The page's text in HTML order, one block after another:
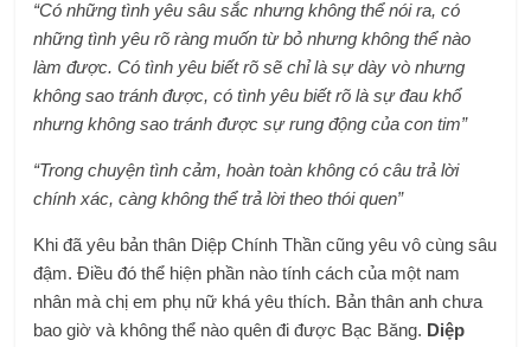
“Có những tình yêu sâu sắc nhưng không thể nói ra, có
những tình yêu rõ ràng muốn từ bỏ nhưng không thể nào
làm được. Có tình yêu biết rõ sẽ chỉ là sự dày vò nhưng
không sao tránh được, có tình yêu biết rõ là sự đau khổ
nhưng không sao tránh được sự rung động của con tim”
“Trong chuyện tình cảm, hoàn toàn không có câu trả lời
chính xác, càng không thể trả lời theo thói quen”
Khi đã yêu bản thân Diệp Chính Thần cũng yêu vô cùng sâu
đậm. Điều đó thể hiện phần nào tính cách của một nam
nhân mà chị em phụ nữ khá yêu thích. Bản thân anh chưa
bao giờ và không thể nào quên đi được Bạc Băng. Diệp